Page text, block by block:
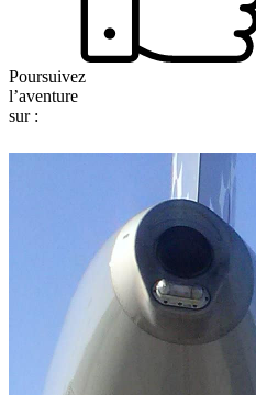
Poursuivez
l’aventure
sur :